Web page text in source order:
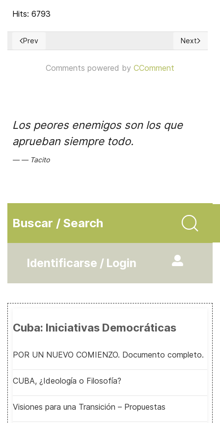
Hits: 6793
Previous article: La transición en Cuba: Memoria Histórica,
Prev Next
Next
Comments powered by CComment
Los peores enemigos son los que
aprueban siempre todo.
Tacito
Buscar / Search
Identificarse / Login
Cuba: Iniciativas Democráticas
POR UN NUEVO COMIENZO. Documento completo.
CUBA, ¿Ideología o Filosofía?
Visiones para una Transición – Propuestas